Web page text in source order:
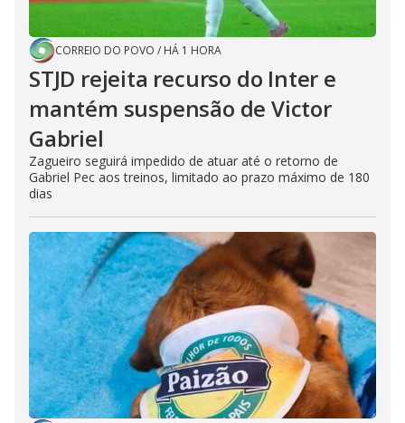
CORREIO DO POVO / HÁ 1 HORA
STJD rejeita recurso do Inter e
mantém suspensão de Victor
Gabriel
Zagueiro seguirá impedido de atuar até o retorno de
Gabriel Pec aos treinos, limitado ao prazo máximo de 180
dias